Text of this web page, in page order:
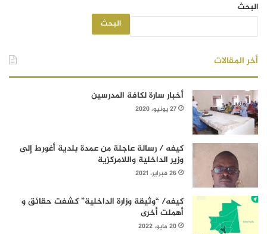
البحث
البحث
أخر المقالات
أخبار سارة لكافة المدرسين
27 يونيو، 2020
كيفه / رسالة عاجلة من عمدة بلدية أغورط إلى
وزير الداخلية واللامركزية
26 فبراير، 2021
كيفه/ “وثيقة وزارة الداخلية” كشفت حقائق و
أهملت أخرى
20 مايو، 2022